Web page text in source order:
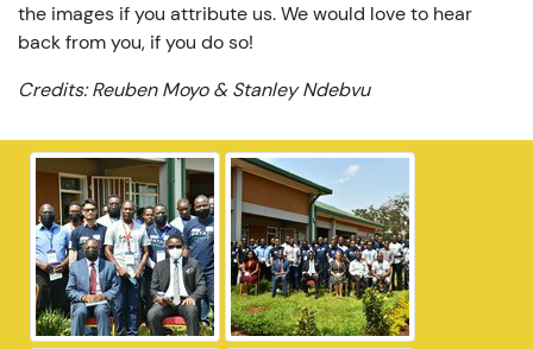
the images if you attribute us. We would love to hear
back from you, if you do so!
Credits: Reuben Moyo & Stanley Ndebvu